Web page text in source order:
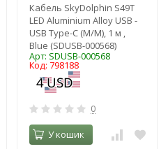
Кабель SkyDolphin S49T
LED Aluminium Alloy USB -
USB Type-C (M/M), 1 м ,
Blue (SDUSB-000568)
Арт: SDUSB-000568
Код: 798188
0
У кошик